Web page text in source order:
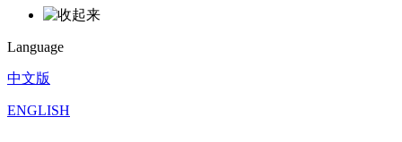
Language
中文版
ENGLISH